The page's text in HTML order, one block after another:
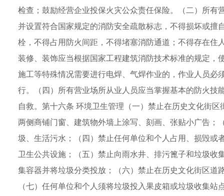
检查；鼓励经营企业投保火灾公众责任保险。（二）所
并设置符合国家规定的消防安全疏散标志，不得损坏或
栓，不得占用防火间距，不得堵塞消防通道；不得存在住
装修、装饰应当根据国家工程建筑消防技术标准的规定
施工等特殊情况需要进行电焊、气焊作业的，作业人员
行。（四）所有营业场所从业人员应当掌握基本的防火
自救。第十六条 环境卫生管理（一）禁止在历史文化街
两侧商铺门窗、建筑物外墙上涂写、刻画、张贴小广告
圾、生活污水；（四）禁止任何单位和个人占用、损毁
卫生公共设施；（五）禁止向雨水井、排污篦子和垃圾
集容器并将垃圾分类投放；（六）禁止在历史文化街区
（七）任何单位和个人须将垃圾投入果皮箱或垃圾收集